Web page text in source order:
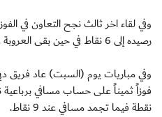
رصيده إلى 6 نقاط في حين بقى العروبة عند 4 نقاط.
وفي مباريات يوم (السبت) عاد فريق
نقطة فيما تجمد مسافي عند 9 نقاط.